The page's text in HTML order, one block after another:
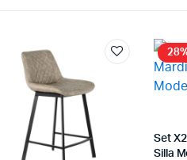
Set
Silla